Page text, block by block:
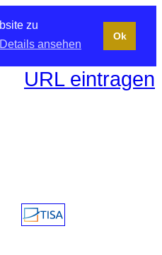
zu
Details ansehen
Ok
URL eintragen